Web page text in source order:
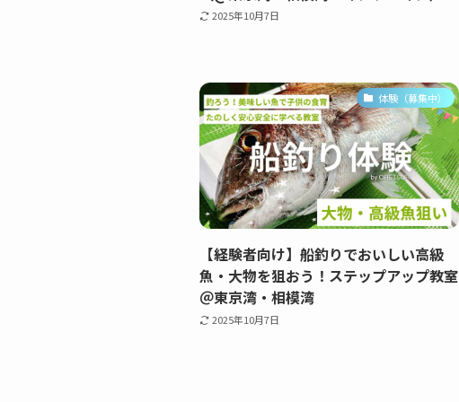
2025年10月7日
体験（募集中）
【経験者向け】船釣りでおいしい高級
魚・大物を狙おう！ステップアップ教室
＠東京湾・相模湾
2025年10月7日